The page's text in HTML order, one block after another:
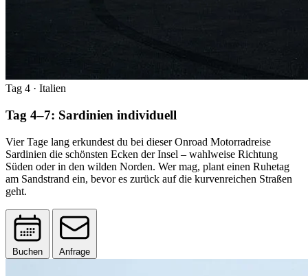
Tag 4 · Italien
Tag 4–7: Sardinien individuell
Vier Tage lang erkundest du bei dieser Onroad Motorradreise
Sardinien die schönsten Ecken der Insel – wahlweise Richtung
Süden oder in den wilden Norden. Wer mag, plant einen Ruhetag
am Sandstrand ein, bevor es zurück auf die kurvenreichen Straßen
geht.
Buchen Anfrage